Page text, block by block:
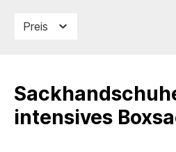
Preis
intensives